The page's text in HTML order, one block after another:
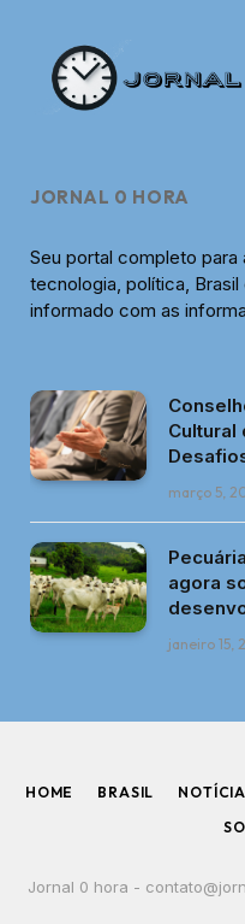
JORNAL 0 HORA
Seu portal completo
tecnologia, política,
informado com as
Cultural
março 5,
agora
janeiro 15,
HOME BRASIL
Jornal 0 hora -